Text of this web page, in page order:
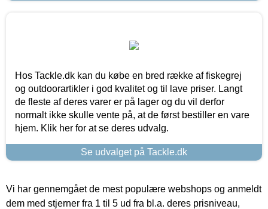
Hos Tackle.dk kan du købe en bred række af fiskegrej
og outdoorartikler i god kvalitet og til lave priser. Langt
de fleste af deres varer er på lager og du vil derfor
normalt ikke skulle vente på, at de først bestiller en vare
hjem. Klik her for at se deres udvalg.
Se udvalget på Tackle.dk
Vi har gennemgået de mest populære webshops og anmeldt
dem med stjerner fra 1 til 5 ud fra bl.a. deres prisniveau,